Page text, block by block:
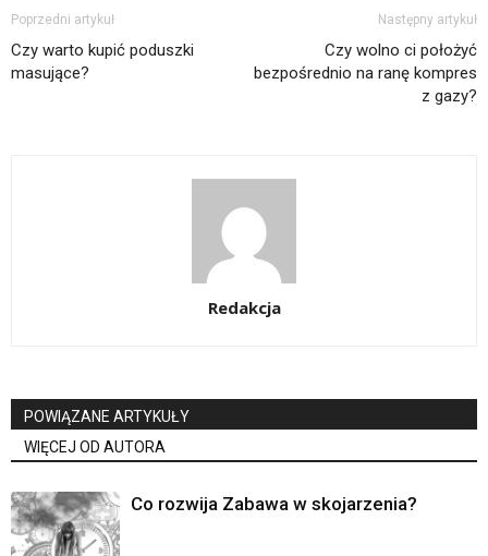
Poprzedni artykuł
Czy warto kupić poduszki
masujące?
Następny artykuł
Czy wolno ci położyć
bezpośrednio na ranę kompres
z gazy?
Redakcja
POWIĄZANE ARTYKUŁY
WIĘCEJ OD AUTORA
Co rozwija Zabawa w skojarzenia?